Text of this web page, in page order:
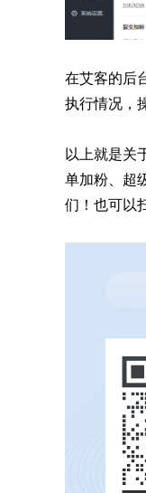
在艾客的后
执行情况，
以上就是关
单加粉、超
们！也可以